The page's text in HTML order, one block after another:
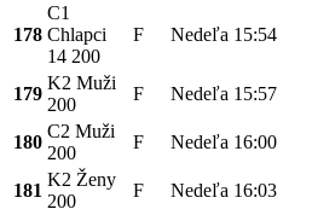
178
C1
Chlapci
14 200
F Nedeľa 15:54
179
K2 Muži
200
F Nedeľa 15:57
180
C2 Muži
200
F Nedeľa 16:00
181
K2 Ženy
200
F Nedeľa 16:03